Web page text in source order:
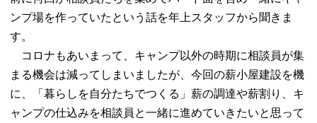
ンプ場を作っていたという話を年上スタッフから聞きま
す。
コロナもあいまって、キャンプ以外の時期に相談員が集
まる機会は減ってしまいましたが、今回の薪小屋建設を機
に、「暮らしを自分たちでつくる」薪の調達や薪割り、キ
ャンプの仕込みを相談員と一緒に進めていきたいと思って